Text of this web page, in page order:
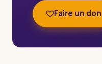
Faire un don